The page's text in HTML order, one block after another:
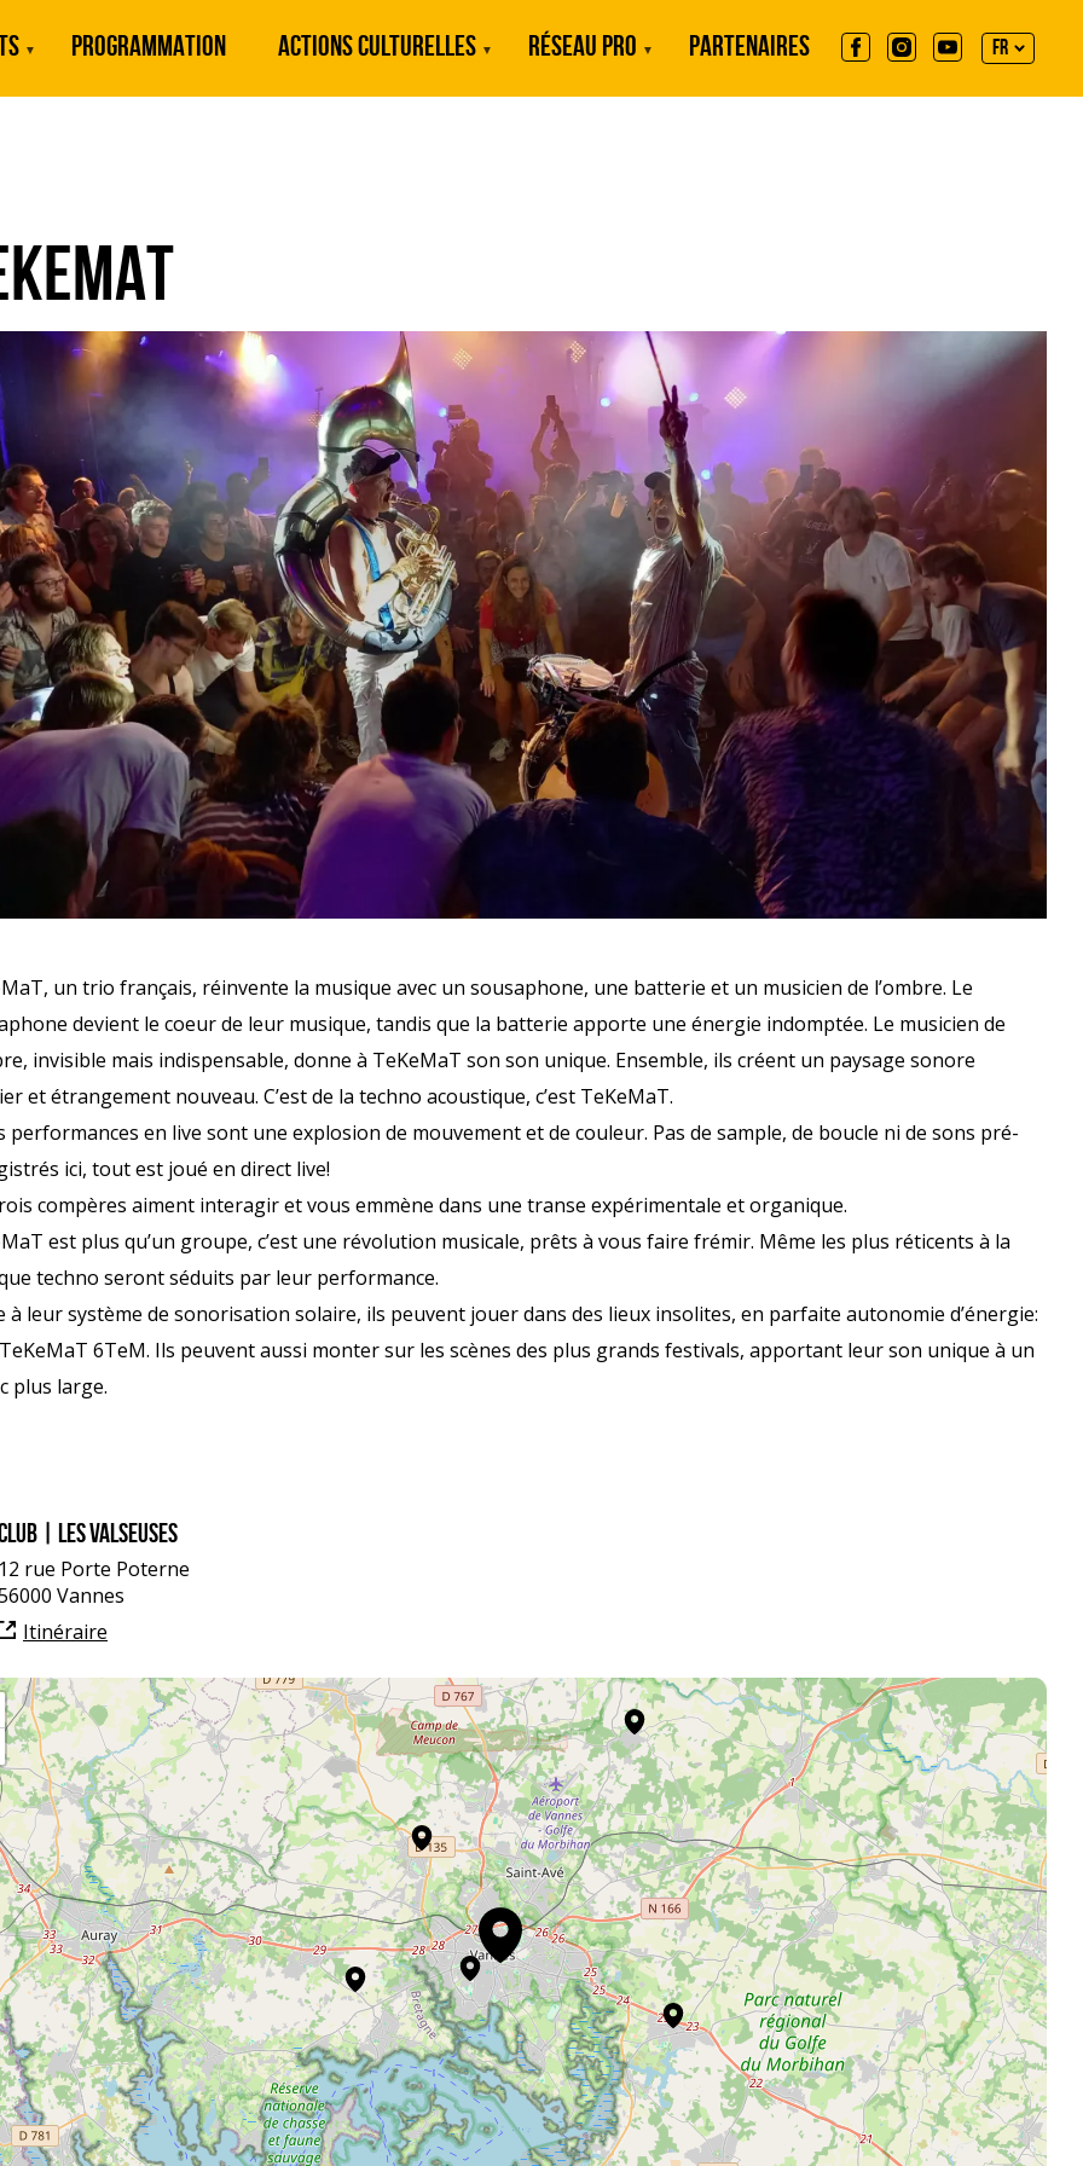
PROGRAMMATION ACTIONS CULTURELLES RÉSEAU PRO PARTENAIRES
FR
un trio français, réinvente la musique avec un sousaphone, une batterie et un musicien de l’ombre. Le
devient le coeur de leur musique, tandis que la batterie apporte une énergie indomptée. Le musicien de
invisible mais indispensable, donne à TeKeMaT son son unique. Ensemble, ils créent un paysage sonore
et étrangement nouveau. C’est de la techno acoustique, c’est TeKeMaT.
performances en live sont une explosion de mouvement et de couleur. Pas de sample, de boucle ni de sons pré-
ici, tout est joué en direct live!
compères aiment interagir et vous emmène dans une transe expérimentale et organique.
est plus qu’un groupe, c’est une révolution musicale, prêts à vous faire frémir. Même les plus réticents à la
techno seront séduits par leur performance.
à leur système de sonorisation solaire, ils peuvent jouer dans des lieux insolites, en parfaite autonomie d’énergie:
TeKeMaT 6TeM. Ils peuvent aussi monter sur les scènes des plus grands festivals, apportant leur son unique à un
plus large.
| Les Valseuses
rue Porte Poterne
Vannes
Itinéraire